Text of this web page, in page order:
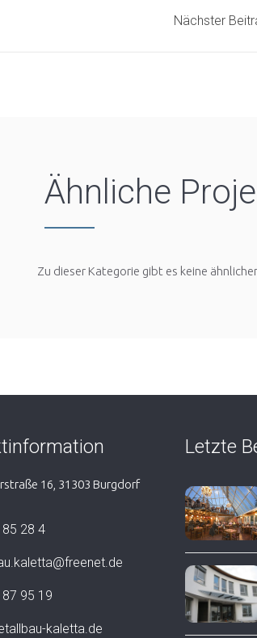
Nächster
Ähnliche
Zu dieser Kategorie gibt es keine
16, 31303 Burgdorf
28 4
95 19
kaletta.de
Letzte